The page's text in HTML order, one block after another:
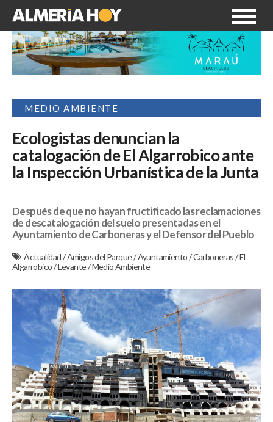
MEDIO AMBIENTE
Ecologistas denuncian la
catalogación de El Algarrobico ante
la Inspección Urbanística de la Junta
Después de que no hayan fructificado las reclamaciones
de descatalogación del suelo presentadas en el
Ayuntamiento de Carboneras y el Defensor del Pueblo
Actualidad/Amigos del Parque/Ayuntamiento/Carboneras/El
Algarrobico/Levante/Medio Ambiente